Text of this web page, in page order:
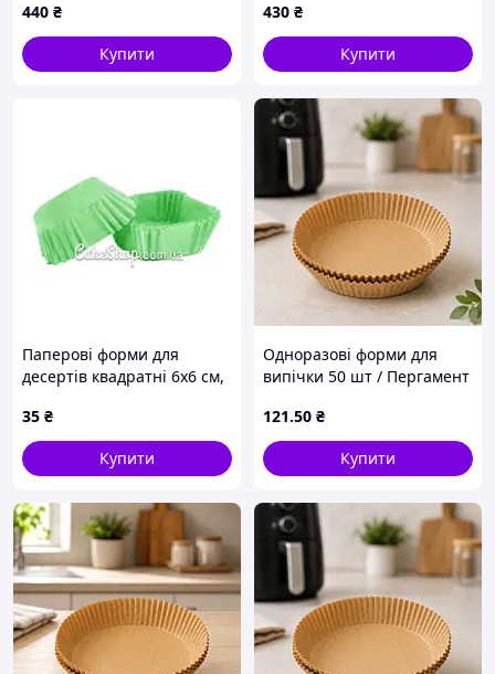
Паперові вкладиші для
аерофритюрниці
440 ₴
Купити
Паперові вкладиші для
аерофритюрниці
430 ₴
Купити
Паперові форми для
десертів квадратні 6х6 см,
35 ₴
Купити
Одноразові форми для
випічки 50 шт / Пергамент
Паперові вкладиші для
аерофритюрниці
121.50 ₴
Купити